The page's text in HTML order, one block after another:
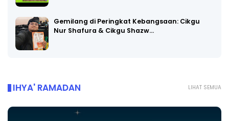
Gemilang di Peringkat Kebangsaan: Cikgu
Nur Shafura & Cikgu Shazw…
LIHAT SEMUA
IHYA' RAMADAN